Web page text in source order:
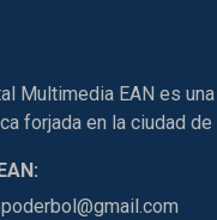
Multimedia EAN es
forjada en la ciudad de